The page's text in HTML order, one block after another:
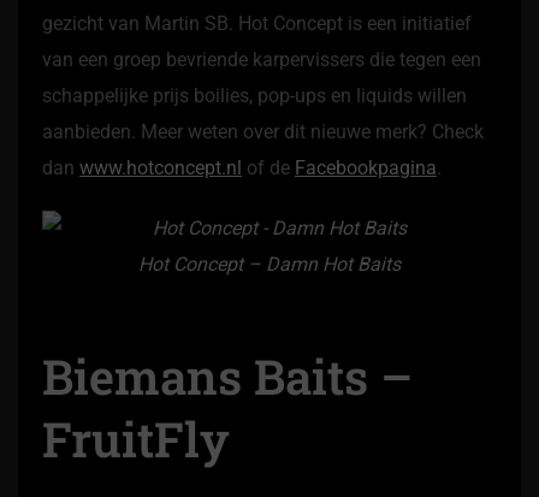
gezicht van Martin SB. Hot Concept is een initiatief
van een groep bevriende karpervissers die tegen een
schappelijke prijs boilies, pop-ups en liquids willen
aanbieden. Meer weten over dit nieuwe merk? Check
dan www.hotconcept.nl of de Facebookpagina
Hot Concept – Damn Hot Baits
Biemans Baits –
FruitFly